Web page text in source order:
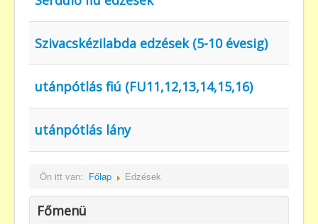
Szivacskézilabda edzések (5-10 évesig)
utánpótlás fiú (FU11,12,13,14,15,16)
utánpótlás lány
Ön itt van: Főlap Edzések
Főmenü